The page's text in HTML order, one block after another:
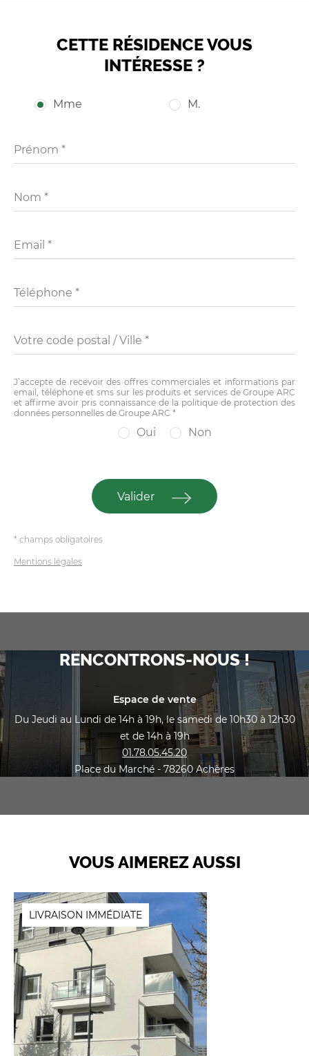
CETTE RÉSIDENCE VOUS
INTÉRESSE ?
Mme M.
Prénom *
Nom *
Email *
Téléphone *
Votre code postal / Ville *
J’accepte de recevoir des offres commerciales et informations par
email, téléphone et sms sur les produits et services de Groupe ARC
et affirme avoir pris connaissance de la politique de protection des
données personnelles de Groupe ARC *
Oui Non
Valider
* champs obligatoires
Mentions légales
RENCONTRONS-NOUS !
Espace de vente
Du Jeudi au Lundi de 14h à 19h, le samedi de 10h30 à 12h30
et de 14h à 19h
01.78.05.45.20
Place du Marché - 78260 Achères
VOUS AIMEREZ AUSSI
LIVRAISON IMMÉDIATE